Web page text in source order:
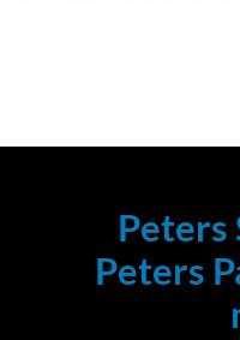
Peters
Peters